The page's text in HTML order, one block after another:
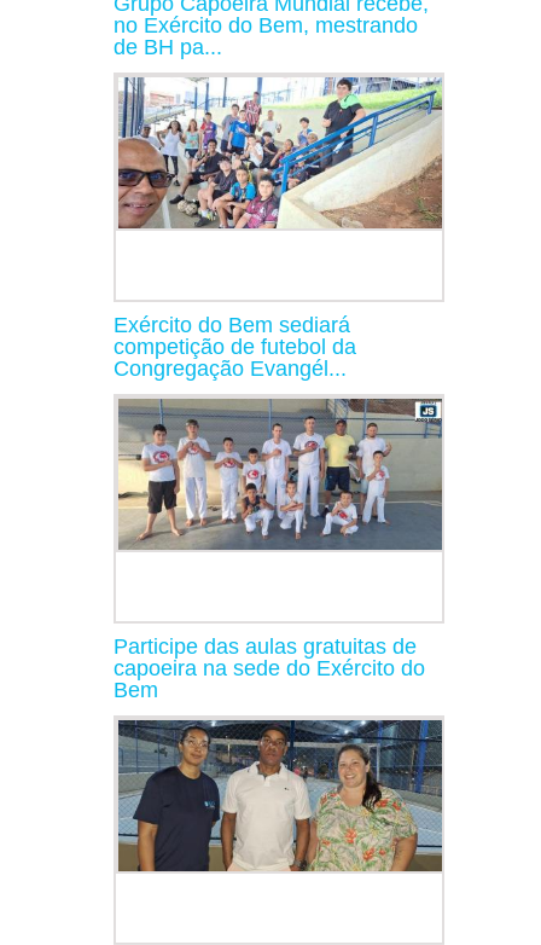
no Exército do Bem, mestrando
de BH pa...
Exército do Bem sediará
competição de futebol da
Congregação Evangél...
Participe das aulas gratuitas de
capoeira na sede do Exército do
Bem